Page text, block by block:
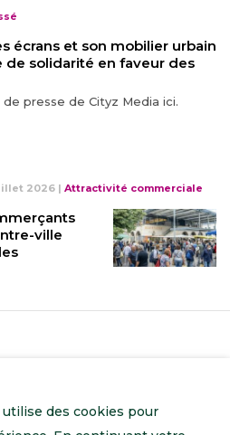
écrans et son mobilier urbain
de solidarité en faveur des
presse de Cityz Media ici.
2026 | Attractivité commerciale
ville
des cookies pour